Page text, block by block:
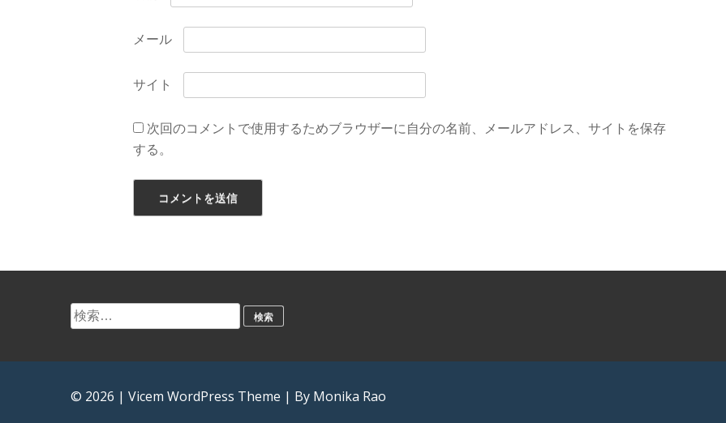
メール
サイト
次回のコメントで使用するためブラウザーに自分の名前、メールアドレス、サイトを保存
する。
検
索:
© 2026 | Vicem WordPress Theme | By Monika Rao